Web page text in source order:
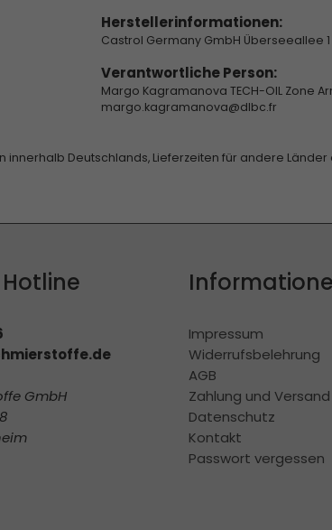
Herstellerinformationen:
Castrol Germany GmbH Überseeallee
Verantwortliche Person:
Margo Kagramanova TECH-OIL Zone
margo.kagramanova@dlbc.fr
innerhalb Deutschlands, Lieferzeiten für andere
GmbH
Impressum
Widerrufsbelehrung
AGB
Zahlung und Versand
Datenschutz
Kontakt
Passwort vergessen